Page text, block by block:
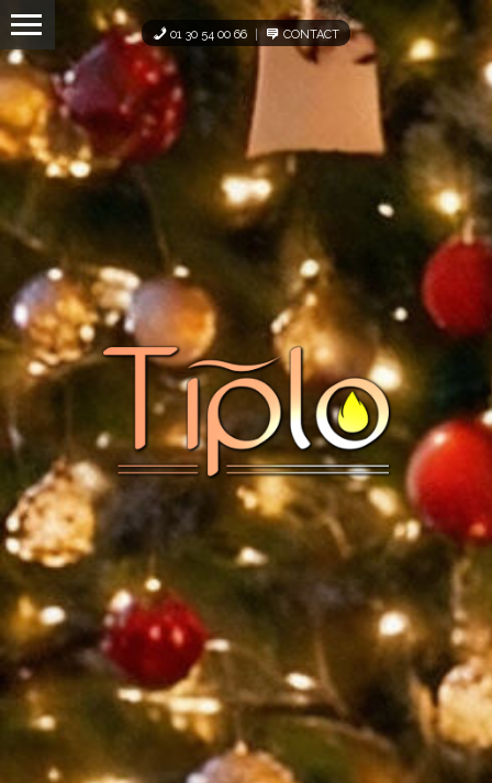
Panneau de gestion des cookies
01 30 54 00 66 CONTACT